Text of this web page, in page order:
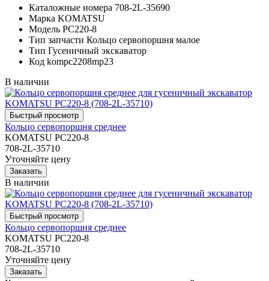
Каталожные номера 708-2L-35690
Марка KOMATSU
Модель PC220-8
Тип запчасти Кольцо сервопоршня малое
Тип Гусеничный экскаватор
Код kompc2208mp23
В наличии
Кольцо сервопоршня среднее
KOMATSU PC220-8
708-2L-35710
Уточняйте цену
В наличии
Кольцо сервопоршня среднее
KOMATSU PC220-8
708-2L-35710
Уточняйте цену